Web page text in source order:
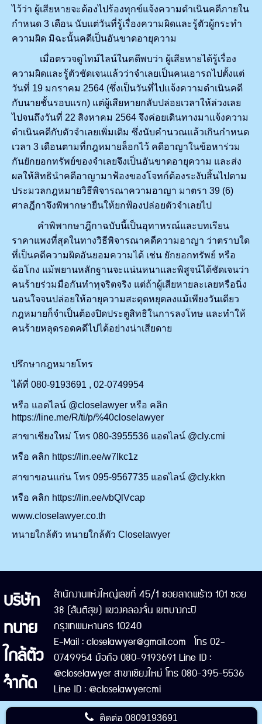
ไว้ว่า ผู้เสียหายจะต้องไปร้องทุกข์แจ้งความดำเนินคดีภายใน
กำหนด 3 เดือน นับแต่วันที่รู้เรื่องความผิดและรู้ตัวผู้กระทำ
ความผิด มิฉะนั้นคดีเป็นอันขาดอายุความ
เมื่อตรวจดูไทม์ไลน์ในคดีพบว่า ผู้เสียหายได้รู้เรื่อง
ความผิดและรู้ตัวชัดเจนแล้วว่าจำเลยเป็นคนเอารถไปตั้งแต่
วันที่ 19 มกราคม 2564 (ซึ่งเป็นวันที่ไปแจ้งความดำเนินคดี
กับนายชั้นรอบแรก) แต่ผู้เสียหายกลับปล่อยเวลาให้ล่วงเลย
ไปจนถึงวันที่ 22 สิงหาคม 2564 จึงค่อยเดินทางมาแจ้งความ
ดำเนินคดีกับตัวจำเลยเพิ่มเติม ซึ่งนับคำนวณแล้วเกินกำหนด
เวลา 3 เดือนตามที่กฎหมายล็อกไว้ คดีอาญาในข้อหาร่วม
กันยักยอกทรัพย์ของจำเลยจึงเป็นอันขาดอายุความ และส่ง
ผลให้สิทธินำคดีอาญามาฟ้องของโจทก์ต้องระงับสิ้นไปตาม
ประมวลกฎหมายวิธีพิจารณาความอาญา มาตรา 39 (6)
ศาลฎีกาจึงพิพากษายืนให้ยกฟ้องปล่อยตัวจำเลยไป
คำพิพากษาฎีกาฉบับนี้เป็นอุทาหรณ์และบทเรียน
ราคาแพงที่สุดในทางวิธีพิจารณาคดีความอาญา ว่าตราบใด
ที่เป็นคดีความผิดอันยอมความได้ เช่น ยักยอกทรัพย์ หรือ
ฉ้อโกง แม้พยานหลักฐานจะแน่นหนาและพิสูจน์ได้ชัดเจนว่า
คนร้ายร่วมมือกันทำทุจริตจริง แต่ถ้าผู้เสียหายละเลยหรือนิ่ง
นอนใจจนปล่อยให้อายุความสะดุดหยุดลงแม้เพียงวันเดียว
กฎหมายก็จำเป็นต้องปิดประตูสิทธิในการลงโทษ และทำให้
คนร้ายหลุดรอดคดีไปได้อย่างน่าเสียดาย
ปรึกษากฎหมายโทร
ได้ที่ 080-9193691 , 02-0749954
หรือ แอดไลน์ @closelawyer หรือ คลิก
https://line.me/R/ti/p/%40closelawyer
สาขาเชียงใหม่ โทร 080-3955536 แอดไลน์ @cly.cmi
หรือ คลิก https://lin.ee/w7 Ikc1z
สาขาขอนแก่น โทร 095-9567735 แอดไลน์ @cly.kkn
หรือ คลิก https://lin.ee/vbQlVcap
www.closelawyer.co.th
ทนายใกล้ตัว ทนายใกล้ตัว Closelawyer
บริษัท
ทนาย
ใกล้ตัว
จำกัด
สำนักงานแห่งใหญ่เลขที่ 45/1 ซอยลาดพร้าว 101 ซอย
38 (สันติสุข) แขวงคลองจั่น เขตบางกะปิ
กรุงเทพมหานคร 10240
E-Mail : closelawyer@gmail.com โทร 02-
0749954 มือถือ 080-9193691 Line ID :
@closelawyer สาขาเชียงใหม่ โทร 080-395-5536
Line ID : @closelawyercmi
ติดต่อ0809193691